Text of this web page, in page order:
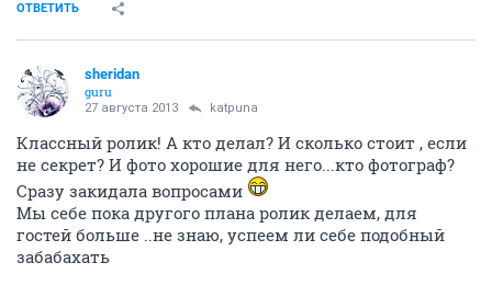
ОТВЕТИТЬ
sheridan
guru
27 августа 2013 katpuna
Классный ролик! А кто делал? И сколько стоит , если
не секрет? И фото хорошие для него...кто фотограф?
Сразу закидала вопросами
Мы себе пока другого плана ролик делаем, для
гостей больше ..не знаю, успеем ли себе подобный
забабахать